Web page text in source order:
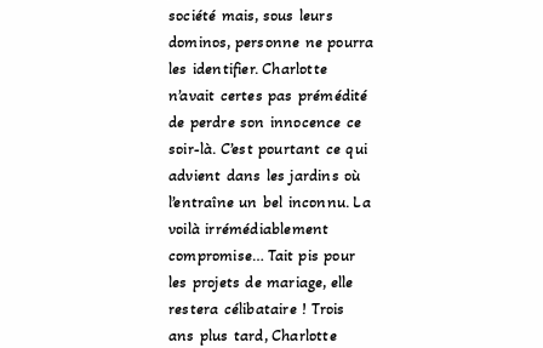
société mais, sous leurs
dominos, personne ne pourra
les identifier. Charlotte
n’avait certes pas prémédité
de perdre son innocence ce
soir-là. C’est pourtant ce qui
advient dans les jardins où
l’entraîne un bel inconnu. La
voilà irrémédiablement
compromise… Tait pis pour
les projets de mariage, elle
restera célibataire ! Trois
ans plus tard, Charlotte